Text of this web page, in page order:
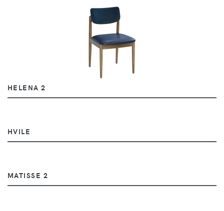
HELENA 2
HVILE
MATISSE 2